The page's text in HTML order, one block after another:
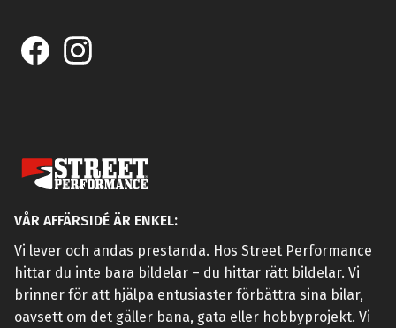
VÅR AFFÄRSIDÉ ÄR ENKEL:
Vi lever och andas prestanda. Hos Street Performance
hittar du inte bara bildelar – du hittar rätt bildelar. Vi
brinner för att hjälpa entusiaster förbättra sina bilar,
oavsett om det gäller bana, gata eller hobbyprojekt. Vi